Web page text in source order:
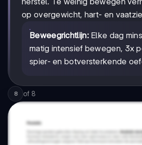
op overgewicht, hart- en
Beweegrichtlijn:Elke dag
matig intensief bewegen, 3x
spier- en botversterkende
8 of 8